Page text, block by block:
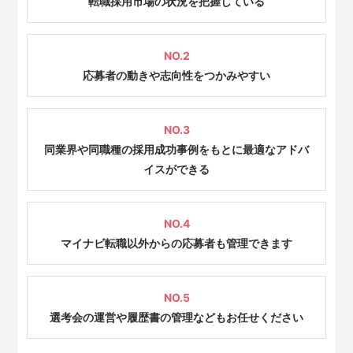
NO.2
応募者の動きや志向性をつかみやすい
NO.3
同業界や同職種の採用成功事例をもとに最適なアドバ
イスができる
NO.4
マイナビ転職以外からの応募者も管理できます
NO.5
選考会の運営や履歴書の管理などもお任せください